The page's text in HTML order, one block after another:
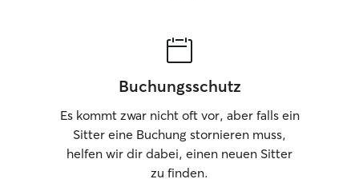
max 4 Stunden am Stück außer Haus.
Außerdem habe ich 2 Tage/Woche frei.
jemand zu Hause. Auf Wunsch betreuen
wir Ihren Hund auch einzeln. Ich habe
einen großen, eingezäunten Garten mit
vielen schattigen Plätzchen. Ihr Hund
darf im Wohn- oder Gästezimmer
schlafen. In der Nähe ist ein toller Wald.
Buchungsschutz
Es kommt zwar nicht oft vor, aber falls ein
Sitter eine Buchung stornieren muss,
helfen wir dir dabei, einen neuen Sitter
zu finden.